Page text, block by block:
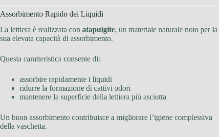
Assorbimento Rapido dei Liquidi
La lettiera è realizzata con atapulgite, un materiale naturale noto per la
sua elevata capacità di assorbimento.
Questa caratteristica consente di:
assorbire rapidamente i liquidi
ridurre la formazione di cattivi odori
mantenere la superficie della lettiera più asciutta
Un buon assorbimento contribuisce a migliorare l’igiene complessiva
della vaschetta.